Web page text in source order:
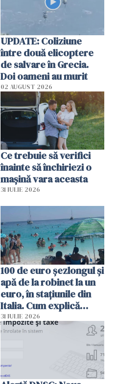
UPDATE: Coliziune
între două elicoptere
de salvare în Grecia.
Doi oameni au murit
02 AUGUST 2026
Ce trebuie să verifici
înainte să închiriezi o
mașină vara aceasta
31 IULIE 2026
100 de euro șezlongul și
apă de la robinet la un
euro, în stațiunile din
Italia. Cum explică
autoritățile
31 IULIE 2026